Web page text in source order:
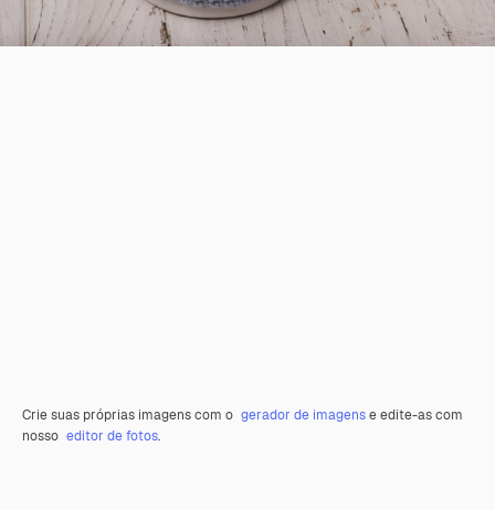
Crie suas próprias imagens com o gerador de imagense edite-as com
nosso editor de fotos.